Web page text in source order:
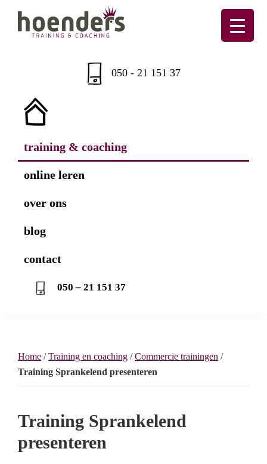
Skip
Skip
Skip
Skip
050 - 21 151 37
training & coaching
online leren
over ons
blog
contact
050 – 21 151 37
Home /Training en coaching /Commercie trainingen /
Training Sprankelend presenteren
Training Sprankelend
presenteren